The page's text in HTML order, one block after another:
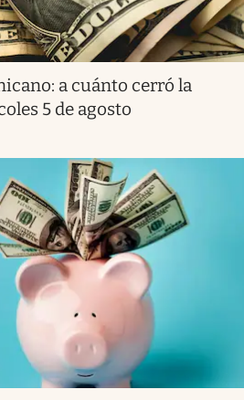
a cuánto cerró la
5 de agosto